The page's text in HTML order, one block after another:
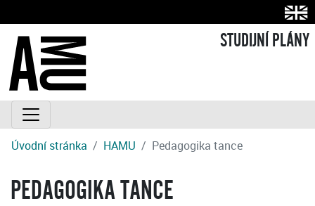
STUDIJNÍ PLÁNY
Úvodní stránka HAMU Pedagogika tance
PEDAGOGIKA TANCE